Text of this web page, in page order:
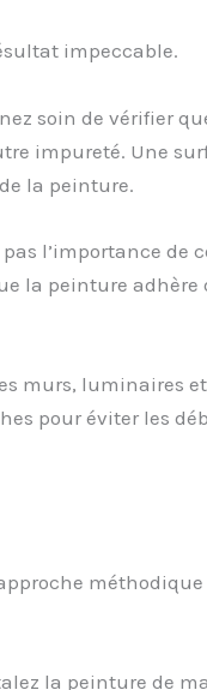
impeccable.
soin de vérifier
impureté. Une
la peinture.
l’importance de
la peinture adhère
murs, luminaires
pour éviter les
la peinture de